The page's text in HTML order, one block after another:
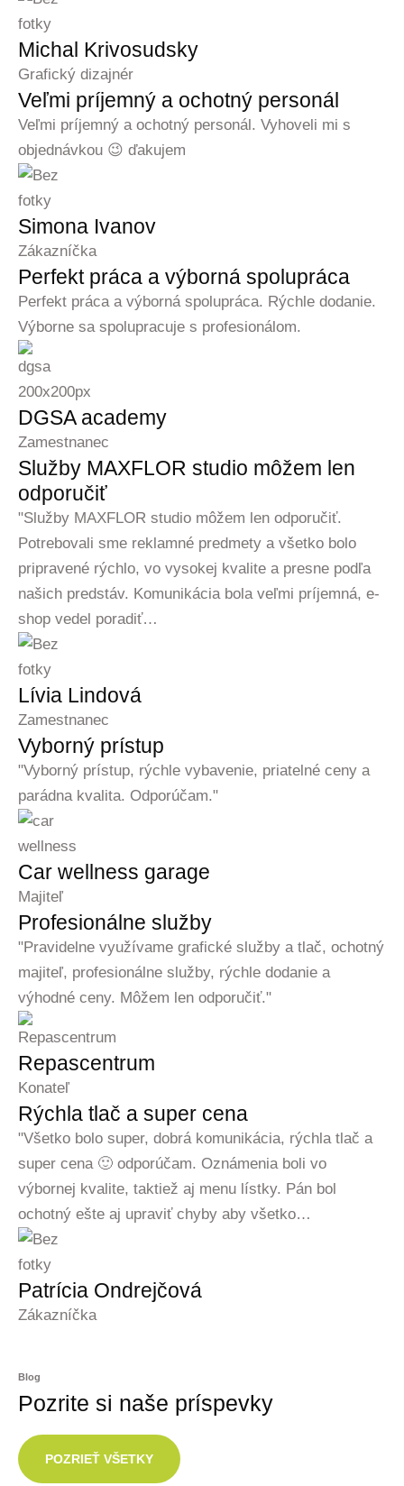
Michal Krivosudsky
Grafický dizajnér
Veľmi príjemný a ochotný personál
Veľmi príjemný a ochotný personál. Vyhoveli mi s
objednávkou 😉 ďakujem
Simona Ivanov
Zákazníčka
Perfekt práca a výborná spolupráca
Perfekt práca a výborná spolupráca. Rýchle dodanie.
Výborne sa spolupracuje s profesionálom.
DGSA academy
Zamestnanec
Služby MAXFLOR studio môžem len
odporučiť
"Služby MAXFLOR studio môžem len odporučiť.
Potrebovali sme reklamné predmety a všetko bolo
pripravené rýchlo, vo vysokej kvalite a presne podľa
našich predstáv. Komunikácia bola veľmi príjemná, e-
shop vedel poradiť…
Lívia Lindová
Zamestnanec
Vyborný prístup
"Vyborný prístup, rýchle vybavenie, priatelné ceny a
parádna kvalita. Odporúčam."
Car wellness garage
Majiteľ
Profesionálne služby
"Pravidelne využívame grafické služby a tlač, ochotný
majiteľ, profesionálne služby, rýchle dodanie a
výhodné ceny. Môžem len odporučiť."
Repascentrum
Konateľ
Rýchla tlač a super cena
"Všetko bolo super, dobrá komunikácia, rýchla tlač a
super cena 🙂 odporúčam. Oznámenia boli vo
výbornej kvalite, taktiež aj menu lístky. Pán bol
ochotný ešte aj upraviť chyby aby všetko…
Patrícia Ondrejčová
Zákazníčka
Blog
Pozrite si naše príspevky
POZRIEŤ VŠETKY